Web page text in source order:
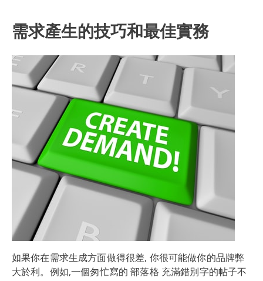
需求產生的技巧和最佳實務
如果你在需求生成方面做得很差, 你很可能做你的品牌弊
大於利。例如,一個匆忙寫的 部落格 充滿錯別字的帖子不